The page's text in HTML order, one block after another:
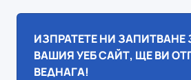
ИЗПРАТЕТЕ НИ ЗАПИТВАНЕ
ВАШИЯ УЕБ САЙТ, ЩЕ ВИ
ВЕДНАГА!